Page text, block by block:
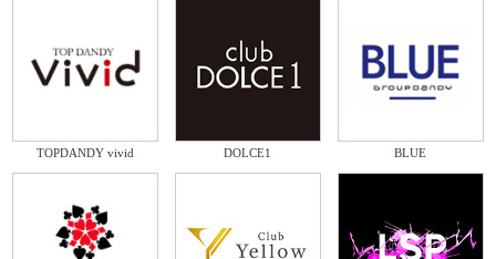
TOPDANDY vivid DOLCE1 BLUE